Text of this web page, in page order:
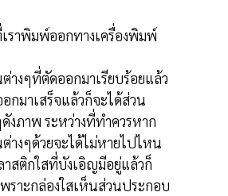
ราพิมพ์ออกทางเครื่องพิมพ์
างๆที่ตัดออกมาเรียบร้อยแล้ว
าเสร็จแล้วก็จะได้ส่วน
งภาพ ระหว่างที่ทำควรหาก
างๆด้วยจะได้ไม่หายไปไหน
สติกใสที่บังเอิญมีอยู่แล้วก็
ราะกล่องใสเห็นส่วนประกอบ